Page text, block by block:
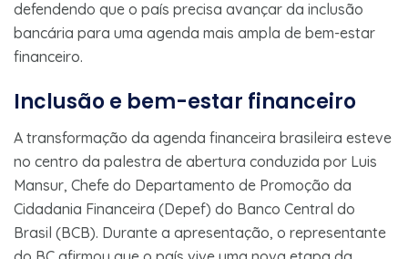
defendendo que o país precisa avançar da inclusão
bancária para uma agenda mais ampla de bem-estar
financeiro.
Inclusão e bem-estar financeiro
A transformação da agenda financeira brasileira esteve
no centro da palestra de abertura conduzida por Luis
Mansur, Chefe do Departamento de Promoção da
Cidadania Financeira (Depef) do Banco Central do
Brasil (BCB). Durante a apresentação, o representante